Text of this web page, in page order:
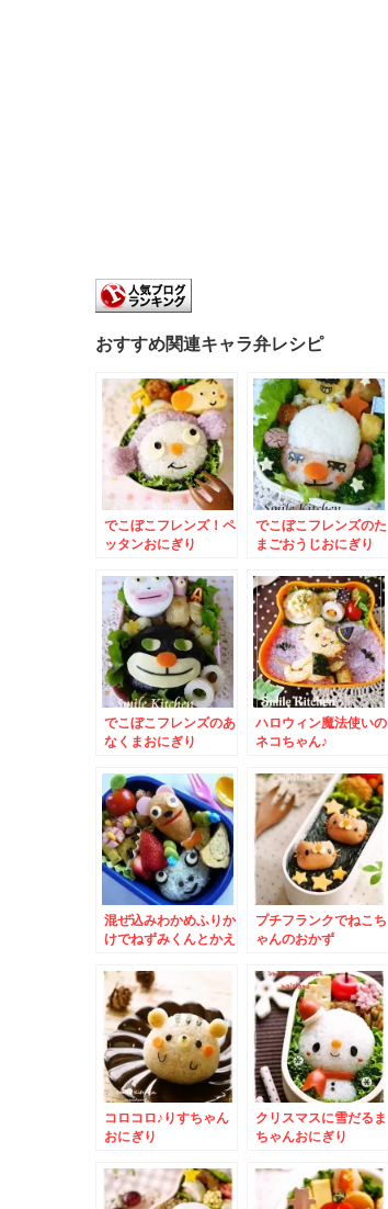
おすすめ関連キャラ弁レシピ
でこぼこフレンズ！ペ
ッタンおにぎり
でこぼこフレンズのた
まごおうじおにぎり
でこぼこフレンズのあ
なくまおにぎり
ハロウィン魔法使いの
ネコちゃん♪
混ぜ込みわかめふりか
けでねずみくんとかえ
プチフランクでねこち
ゃんのおかず
コロコロ♪りすちゃん
おにぎり
クリスマスに雪だるま
ちゃんおにぎり